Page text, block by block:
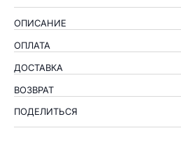
ОПИСАНИЕ
ОПЛАТА
ДОСТАВКА
ВОЗВРАТ
ПОДЕЛИТЬСЯ